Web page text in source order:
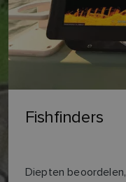
Fishfinders
Diepten